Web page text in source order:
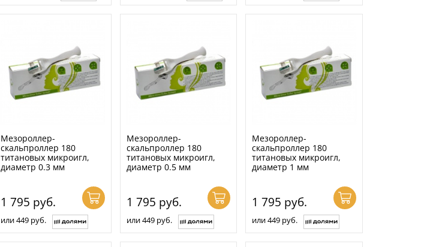
Мезороллер-
скальпроллер 180
титановых микроигл,
диаметр 0.3 мм
1 795 руб.
или 449 руб.
Мезороллер-
скальпроллер 180
титановых микроигл,
диаметр 0.5 мм
1 795 руб.
или 449 руб.
Мезороллер-
скальпроллер 180
титановых микроигл,
диаметр 1 мм
1 795 руб.
или 449 руб.